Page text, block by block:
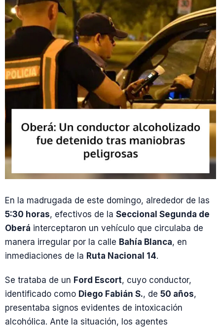
En la madrugada de este domingo, alrededor de las
5:30 horas, efectivos de la Seccional Segunda de
Oberá interceptaron un vehículo que circulaba de
manera irregular por la calle Bahía Blanca, en
inmediaciones de la Ruta Nacional 14.
Se trataba de un Ford Escort, cuyo conductor,
identificado como Diego Fabián S., de 50 años,
presentaba signos evidentes de intoxicación
alcohólica. Ante la situación, los agentes